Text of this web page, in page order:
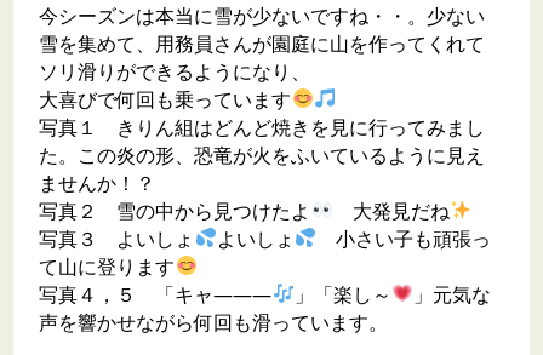
今シーズンは本当に雪が少ないですね・・。少ない
雪を集めて、用務員さんが園庭に山を作ってくれて
ソリ滑りができるようになり、
大喜びで何回も乗っています
写真１ きりん組はどんど焼きを見に行ってみまし
た。この炎の形、恐竜が火をふいているように見え
ませんか！？
写真２ 雪の中から見つけたよ
大発見だね
写真３ よいしょ
よいしょ
小さい子も頑張っ
て山に登ります
写真４，５ 「キャ―――
」「楽し～
」元気な
声を響かせながら何回も滑っています。